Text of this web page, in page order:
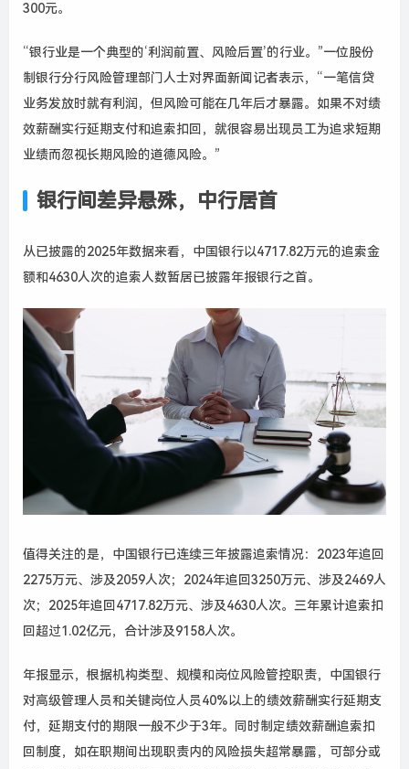
300元。
“银行业是一个典型的‘利润前置、风险后置’的行业。”一位股份
制银行分行风险管理部门人士对界面新闻记者表示，“一笔信贷
业务发放时就有利润，但风险可能在几年后才暴露。如果不对绩
效薪酬实行延期支付和追索扣回，就很容易出现员工为追求短期
业绩而忽视长期风险的道德风险。”
银行间差异悬殊，中行居首
从已披露的2025年数据来看，中国银行以4717.82万元的追索金
额和4630人次的追索人数暂居已披露年报银行之首。
值得关注的是，中国银行已连续三年披露追索情况：2023年追回
2275万元、涉及2059人次；2024年追回3250万元、涉及2469人
次；2025年追回4717.82万元、涉及4630人次。三年累计追索扣
回超过1.02亿元，合计涉及9158人次。
年报显示，根据机构类型、规模和岗位风险管控职责，中国银行
对高级管理人员和关键岗位人员40%以上的绩效薪酬实行延期支
付，延期支付的期限一般不少于3年。同时制定绩效薪酬追索扣
回制度，如在职期间出现职责内的风险损失超常暴露，可部分或